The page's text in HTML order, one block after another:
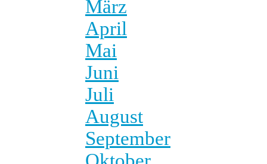
März
April
Mai
Juni
Juli
August
September